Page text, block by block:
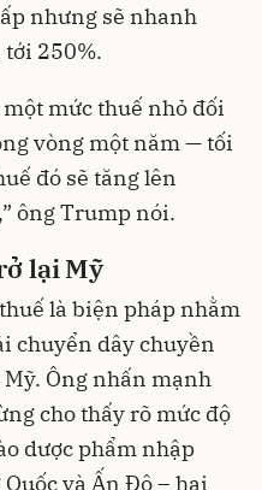
nhưng sẽ nhanh
tới 250%.
mức thuế nhỏ đối
vòng một năm — tối
đó sẽ tăng lên
ông Trump nói.
lại Mỹ
là biện pháp nhằm
chuyển dây chuyền
Ông nhấn mạnh
cho thấy rõ mức độ
dược phẩm nhập
và Ấn Độ – hai